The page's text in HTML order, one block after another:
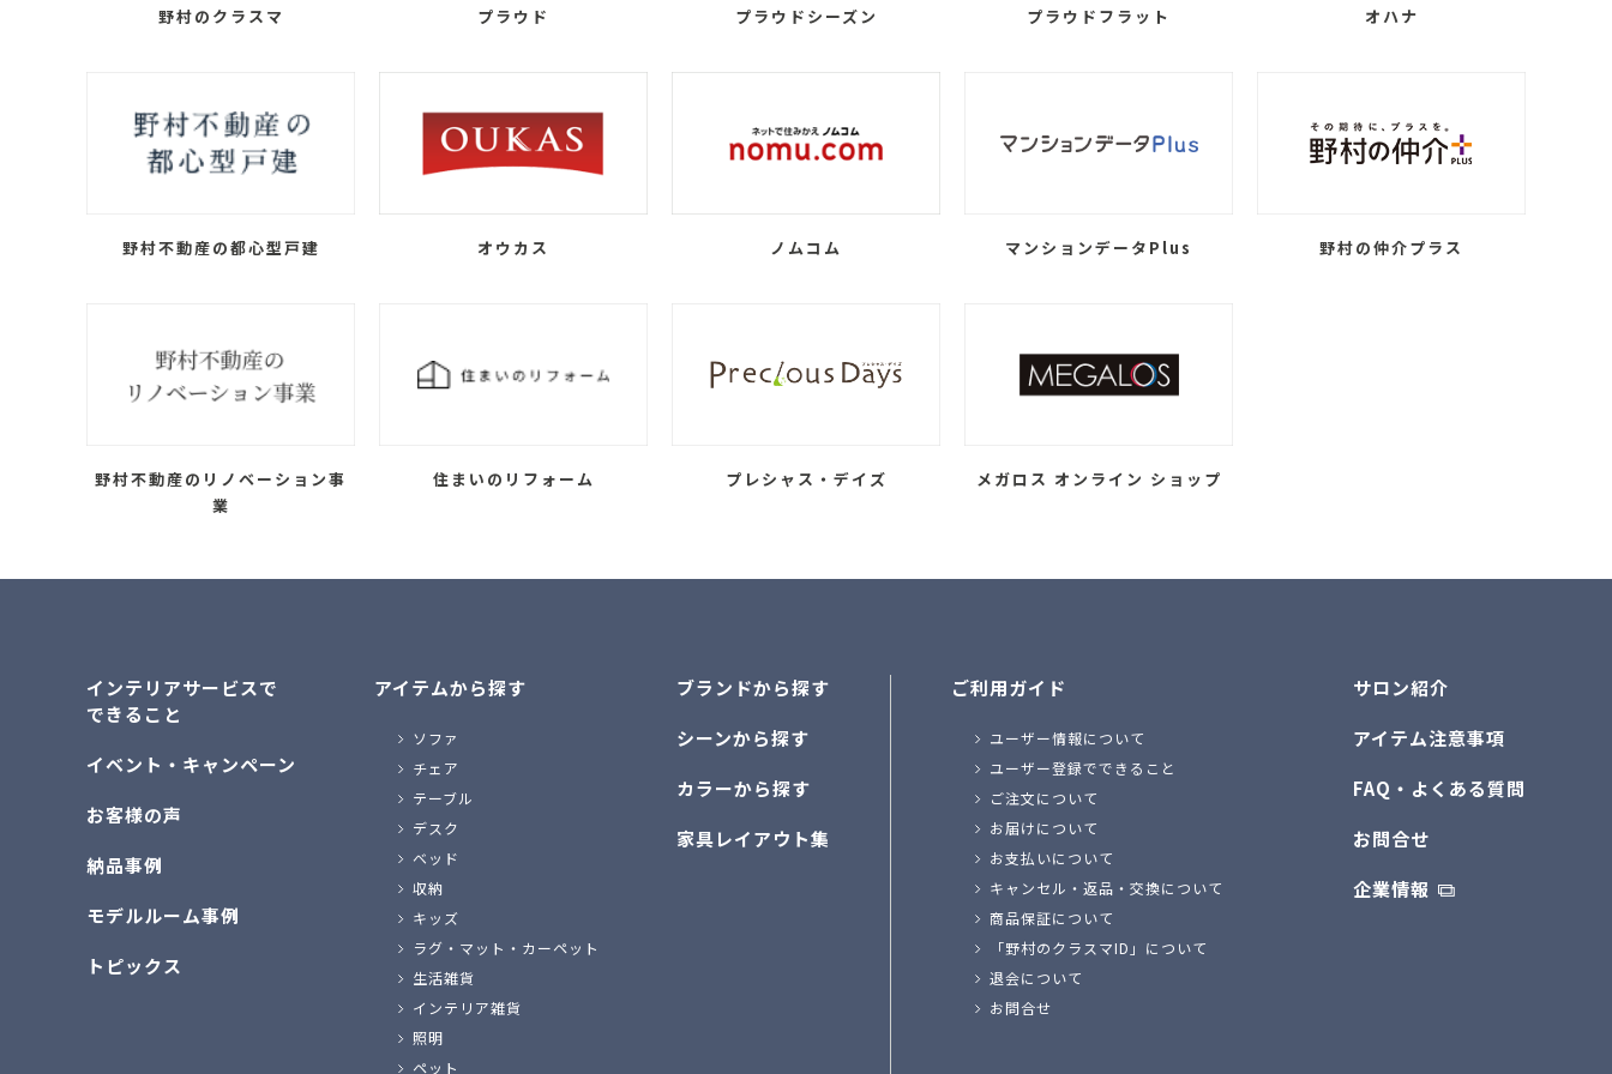
野村のクラスマ プラウド プラウドシーズン プラウドフラット オハナ
野村不動産の都心型戸建 オウカス ノムコム マンションデータPlus 野村の仲介プラス
野村不動産のリノベーション事
業
住まいのリフォーム プレシャス・デイズ メガロス オンライン ショップ
インテリアサービスで
できること
イベント・キャンペーン
お客様の声
納品事例
モデルルーム事例
トピックス
アイテムから探す
ソファ
チェア
テーブル
デスク
ベッド
収納
キッズ
ラグ・マット・カーペット
生活雑貨
インテリア雑貨
照明
ペット
ブランドから探す
シーンから探す
カラーから探す
家具レイアウト集
ご利用ガイド
ユーザー情報について
ユーザー登録でできること
ご注文について
お届けについて
お支払いについて
キャンセル・返品・交換について
商品保証について
「野村のクラスマID」について
退会について
お問合せ
サロン紹介
アイテム注意事項
FAQ・よくある質問
お問合せ
企業情報